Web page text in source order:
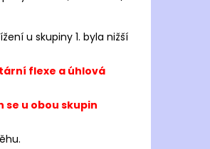
u skupiny 1. byla nižší
flexe a úhlová
se u obou skupin